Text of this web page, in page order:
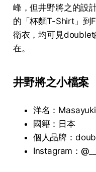
峰，但井野將之的設
的「杯麵T-Shirt」到
衛衣，均可見
在。
井野將之小檔案
洋名：
國籍：日本
個人品牌：
Instagram：